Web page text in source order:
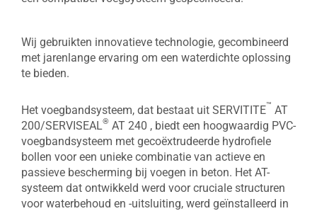
Wij gebruikten innovatieve technologie, gecombineerd
met jarenlange ervaring om een waterdichte oplossing
te bieden.
Het voegbandsysteem, dat bestaat uit SERVITITE™ AT
200/SERVISEAL® AT 240 , biedt een hoogwaardig PVC-
voegbandsysteem met gecoëxtrudeerde hydrofiele
bollen voor een unieke combinatie van actieve en
passieve bescherming bij voegen in beton. Het AT-
systeem dat ontwikkeld werd voor cruciale structuren
voor waterbehoud en -uitsluiting, werd geïnstalleerd in